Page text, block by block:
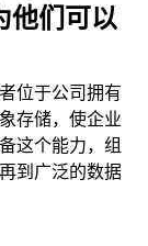
们可以
位于公司拥有
存储，使企业
这个能力，组
到广泛的数据